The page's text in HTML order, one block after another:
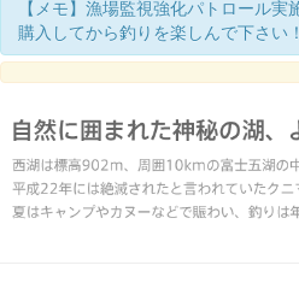
【メモ】漁場監視強化パトロール
購入してから釣りを楽しんで下さい！